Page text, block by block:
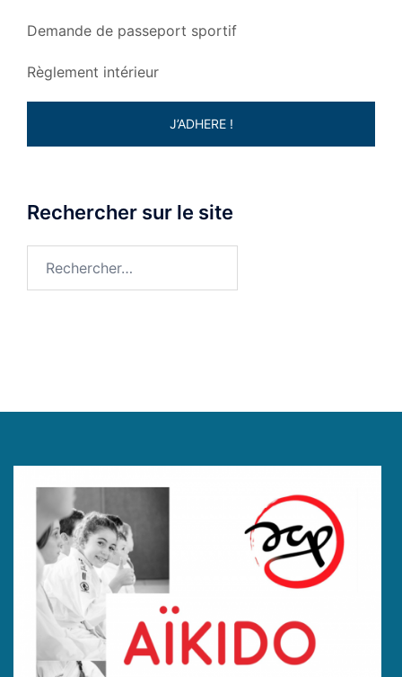
Demande de passeport sportif
Règlement intérieur
J’ADHERE !
Rechercher sur le site